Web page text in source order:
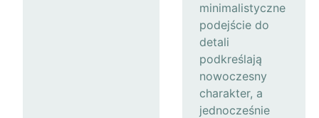
minimalistyczne
podejście do
detali
podkreślają
nowoczesny
charakter, a
jednocześnie